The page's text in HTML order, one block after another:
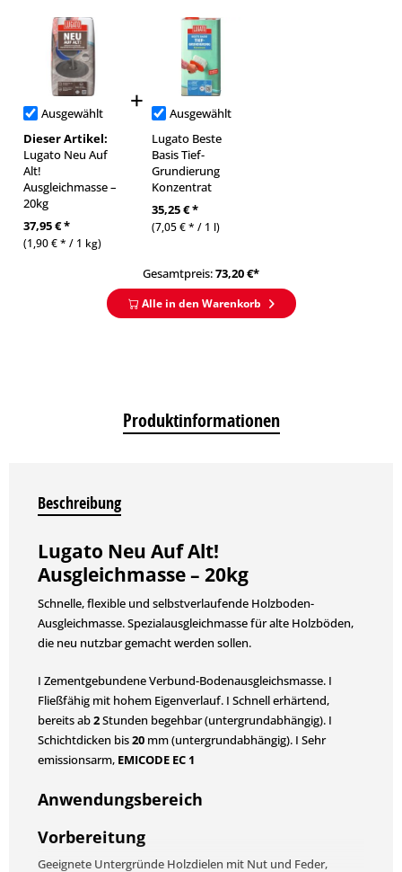
Ausgewählt
Dieser Artikel:
Lugato Neu Auf
Alt!
Ausgleichmasse –
20kg
37,95 € *
(1,90 € * / 1 kg)
Ausgewählt
Lugato Beste
Basis Tief-
Grundierung
Konzentrat
35,25 € *
(7,05 € * / 1 l)
Gesamtpreis:73,20€*
Alle in den Warenkorb
Produktinformationen
Beschreibung
Lugato Neu Auf Alt!
Ausgleichmasse – 20kg
Schnelle, flexible und selbstverlaufende Holzboden-
Ausgleichmasse. Spezialausgleichmasse für alte Holzböden,
die neu nutzbar gemacht werden sollen.
I Zementgebundene Verbund-Bodenausgleichsmasse. I
Fließfähig mit hohem Eigenverlauf. I Schnell erhärtend,
bereits ab2Stunden begehbar (untergrundabhängig). I
Schichtdicken bis20 mm (untergrundabhängig). I Sehr
emissionsarm, EMICODE EC 1
Anwendungsbereich
Vorbereitung
Geeignete Untergründe Holzdielen mit Nut und Feder,